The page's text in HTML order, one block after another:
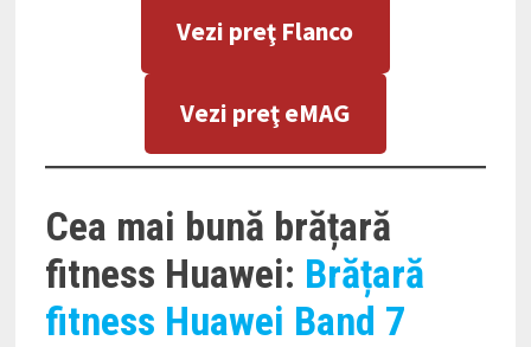
Vezi preţ Flanco
Vezi preţ eMAG
Cea mai bună brățară
fitness Huawei: Brățară
fitness Huawei Band 7